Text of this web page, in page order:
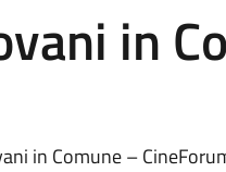
in
in Comune –